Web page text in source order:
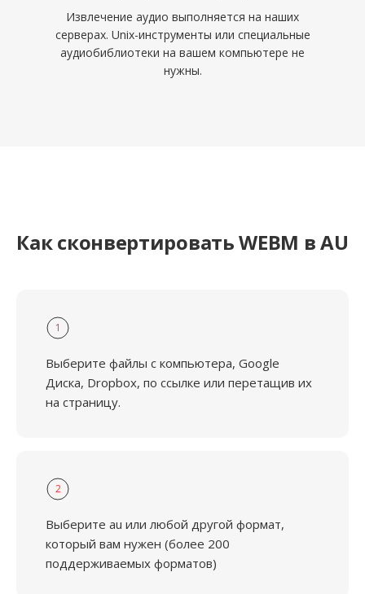
Извлечение аудио выполняется на наших
серверах. Unix-инструменты или специальные
аудиобиблиотеки на вашем компьютере не
нужны.
Как сконвертировать WEBM в AU
1
Выберите файлы с компьютера, Google
Диска, Dropbox, по ссылке или перетащив их
на страницу.
2
Выберите au или любой другой формат,
который вам нужен (более 200
поддерживаемых форматов)